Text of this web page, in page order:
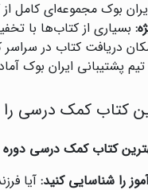
بوک مجموعه‌ای کامل
بسیاری از کتاب‌ها با
دریافت کتاب در سراسر
تیم پشتیبانی ایران بوک
کتاب کمک درسی را
کتاب کمک درسی دوره
را شناسایی کنید: آیا